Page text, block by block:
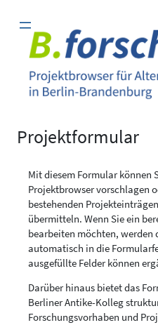
Inhalt
springen
Projektformular
Mit diesem Formular können
Projektbrowser vorschlagen
bestehenden
übermitteln. Wenn Sie ein
bearbeiten möchten, werden
automatisch in die
ausgefüllte Felder können
Darüber hinaus bietet das
Berliner Antike-Kolleg
Forschungsvorhaben und